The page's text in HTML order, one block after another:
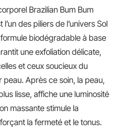
Brazilian Bum Bum
des piliers de l’univers Sol
biodégradable à base
une exfoliation délicate,
et ceux soucieux du
peau. Après ce soin, la peau,
lisse, affiche une luminosité
massante stimule la
la fermeté et le tonus.